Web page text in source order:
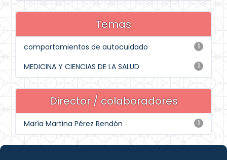
Temas
1
comportamientos de autocuidado
1
MEDICINA Y CIENCIAS DE LA SALUD
Director / colaboradores
1
María Martina Pérez Rendón